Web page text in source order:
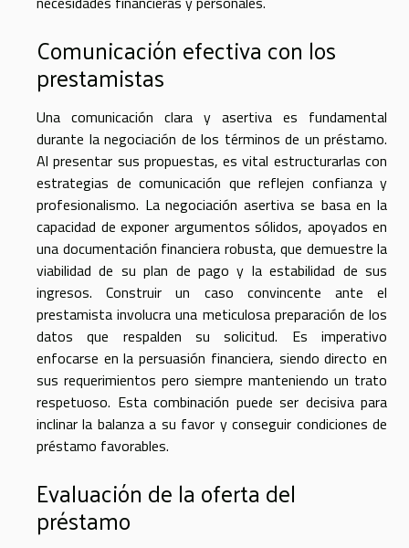
Comunicación efectiva con los
prestamistas
Una comunicación clara y asertiva es fundamental
durante la negociación de los términos de un préstamo.
Al presentar sus propuestas, es vital estructurarlas con
estrategias de comunicación que reflejen confianza y
profesionalismo. La negociación asertiva se basa en la
capacidad de exponer argumentos sólidos, apoyados en
una documentación financiera robusta, que demuestre la
viabilidad de su plan de pago y la estabilidad de sus
ingresos. Construir un caso convincente ante el
prestamista involucra una meticulosa preparación de los
datos que respalden su solicitud. Es imperativo
enfocarse en la persuasión financiera, siendo directo en
sus requerimientos pero siempre manteniendo un trato
respetuoso. Esta combinación puede ser decisiva para
inclinar la balanza a su favor y conseguir condiciones de
préstamo favorables.
Evaluación de la oferta del
préstamo